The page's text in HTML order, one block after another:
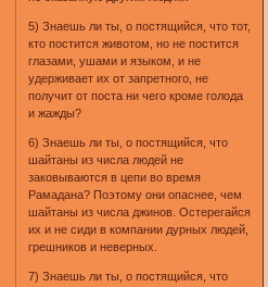
5) Знаешь ли ты, о постящийся, что тот,
кто постится животом, но не постится
глазами, ушами и языком, и не
удерживает их от запретного, не
получит от поста ни чего кроме голода
и жажды?
6) Знаешь ли ты, о постящийся, что
шайтаны из числа людей не
заковываются в цепи во время
Рамадана? Поэтому они опаснее, чем
шайтаны из числа джинов. Остерегайся
их и не сиди в компании дурных людей,
грешников и неверных.
7) Знаешь ли ты, о постящийся, что